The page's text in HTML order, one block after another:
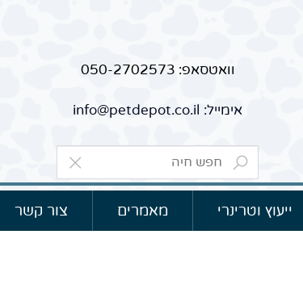
וואטסאפ: 050-2702573
אימייל: info@petdepot.co.il
ייעוץ וטרינרי מאמרים צור קשר